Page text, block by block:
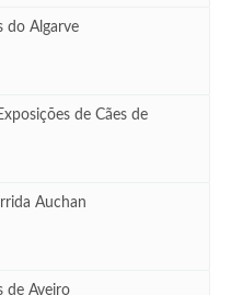
do Algarve
de Cães de
Auchan
de Aveiro